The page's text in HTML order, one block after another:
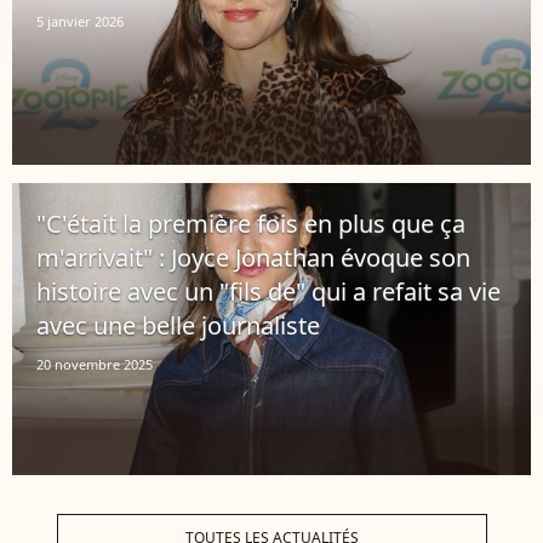
5 janvier 2026
"C'était la première fois en plus que ça
m'arrivait" : Joyce Jonathan évoque son
histoire avec un "fils de" qui a refait sa vie
avec une belle journaliste
20 novembre 2025
TOUTES LES ACTUALITÉS